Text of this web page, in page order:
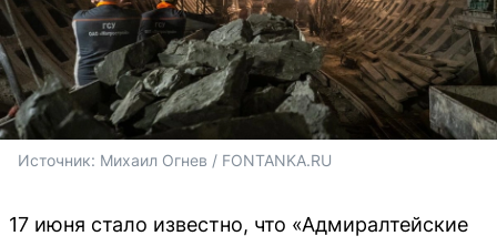
Источник: Михаил Огнев / FONTANKA.RU
17 июня стало известно, что «Адмиралтейские